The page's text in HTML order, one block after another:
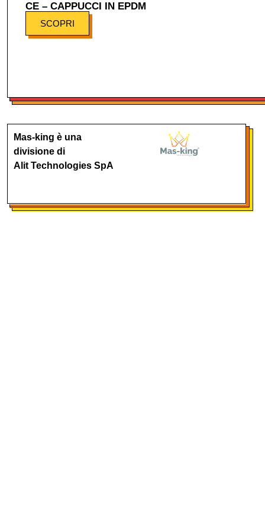
CE – CAPPUCCI IN EPDM
SCOPRI
Mas-king è una
divisione di
Alit Technologies SpA